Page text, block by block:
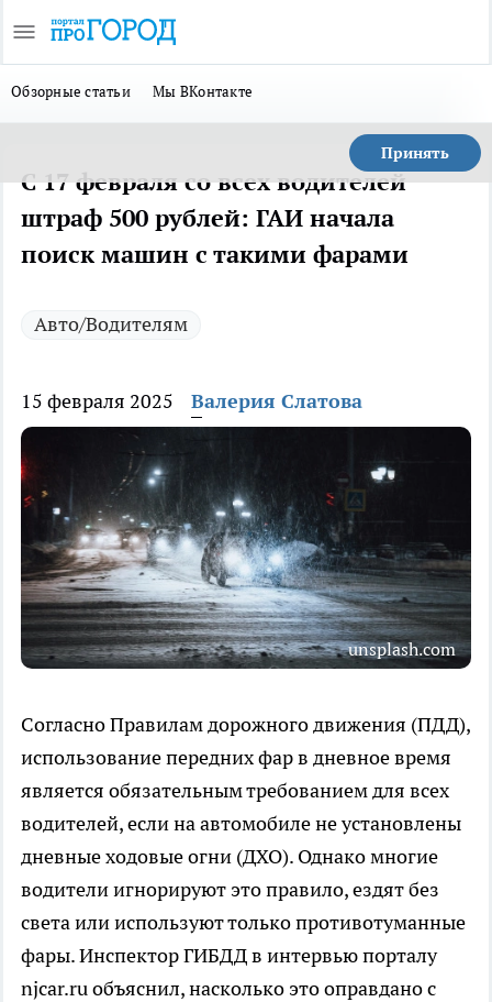
Обзорные статьи Мы ВКонтакте
Принять
С 17 февраля со всех водителей
штраф 500 рублей: ГАИ начала
поиск машин с такими фарами
Авто/Водителям
15 февраля 2025 Валерия Слатова
unsplash.com
Согласно Правилам дорожного движения (ПДД),
использование передних фар в дневное время
является обязательным требованием для всех
водителей, если на автомобиле не установлены
дневные ходовые огни (ДХО). Однако многие
водители игнорируют это правило, ездят без
света или используют только противотуманные
фары. Инспектор ГИБДД в интервью порталу
njcar.ru объяснил, насколько это оправдано с